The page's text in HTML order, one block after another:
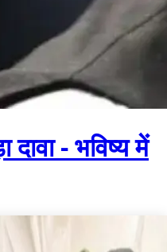
- भविष्य में